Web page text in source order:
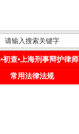
初查•上海刑事辩护律师
常用法律法规